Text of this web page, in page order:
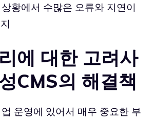
황에서 수많은 오류와 지연이
에 대한 고려사
CMS의 해결책
운영에 있어서 매우 중요한 부